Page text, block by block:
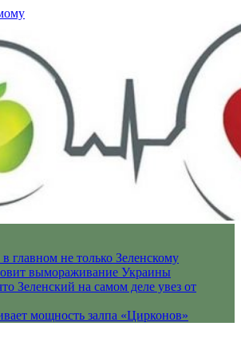
главном не только Зеленскому
вымораживание Украины
Зеленский на самом деле увез от
мощность залпа «Цирконов»